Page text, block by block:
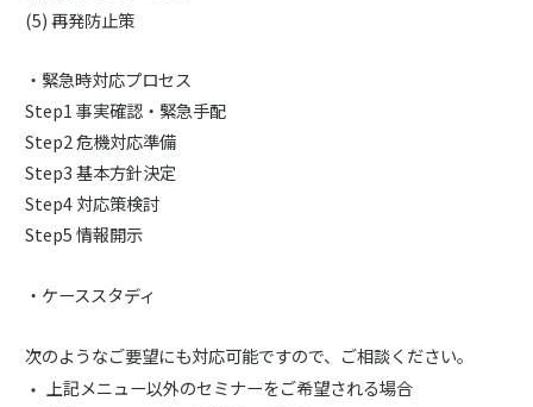
再発防止策
・緊急時対応プロセス
Step1 事実確認・緊急手配
Step2 危機対応準備
Step3 基本方針決定
Step4 対応策検討
Step5 情報開示
・ケーススタディ
次のようなご要望にも対応可能ですので、ご相談ください。
上記メニュー以外のセミナーをご希望される場合